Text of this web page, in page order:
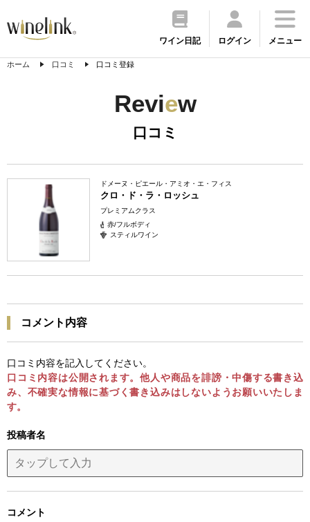
ワイン日記 ログイン メニュー
ホーム 口コミ 口コミ登録
Review
口コミ
ドメーヌ・ピエール・アミオ・エ・フィス
クロ・ド・ラ・ロッシュ
プレミアムクラス
赤/フルボディ
スティルワイン
コメント内容
口コミ内容を記入してください。
口コミ内容は公開されます。他人や商品を誹謗・中傷する書き込
み、不確実な情報に基づく書き込みはしないようお願いいたしま
す。
投稿者名
コメント